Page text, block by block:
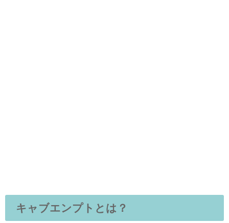
キャブエンプトとは？